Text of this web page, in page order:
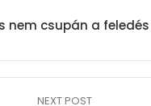
nem csupán a
NEXT POST